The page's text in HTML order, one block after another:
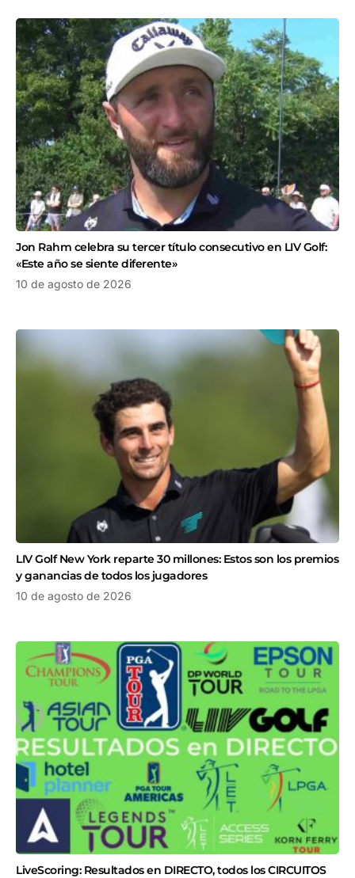
Jon Rahm celebra su tercer título consecutivo en LIV Golf:
«Este año se siente diferente»
10 de agosto de 2026
LIV Golf New York reparte 30 millones: Estos son los premios
y ganancias de todos los jugadores
10 de agosto de 2026
LiveScoring: Resultados en DIRECTO, todos los CIRCUITOS